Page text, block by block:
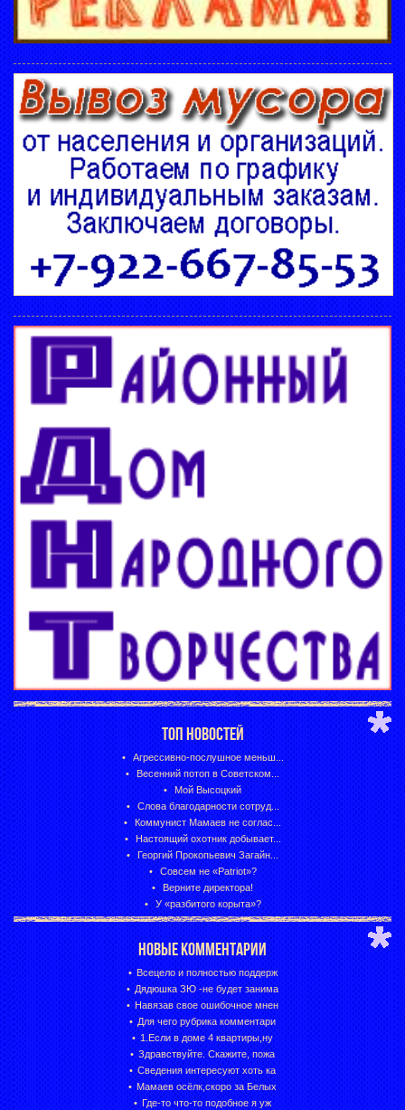
ТОП НОВОСТЕЙ
Агрессивно-послушное меньш...
Весенний потоп в Советском...
Мой Высоцкий
Слова благодарности сотруд...
Коммунист Мамаев не соглас...
Настоящий охотник добывает...
Георгий Прокопьевич Загайн...
Совсем не «Patriot»?
Верните директора!
У «разбитого корыта»?
НОВЫЕ КОММЕНТАРИИ
Всецело и полностью поддерж
Дядюшка ЗЮ -не будет занима
Навязав свое ошибочное мнен
Для чего рубрика комментари
1.Если в доме 4 квартиры,ну
Здравствуйте. Скажите, пожа
Сведения интересуют хоть ка
Мамаев осёлк,скоро за Белых
Где-то что-то подобное я уж